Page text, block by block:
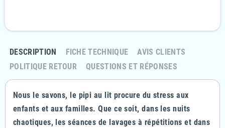
DESCRIPTION FICHE TECHNIQUE
AVIS CLIENTS
POLITIQUE RETOUR
QUESTIONS ET RÉPONSES
Nous le savons, le pipi au lit procure du stress aux
enfants et aux familles. Que ce soit, dans les nuits
chaotiques, les séances de lavages à répétitions et dans